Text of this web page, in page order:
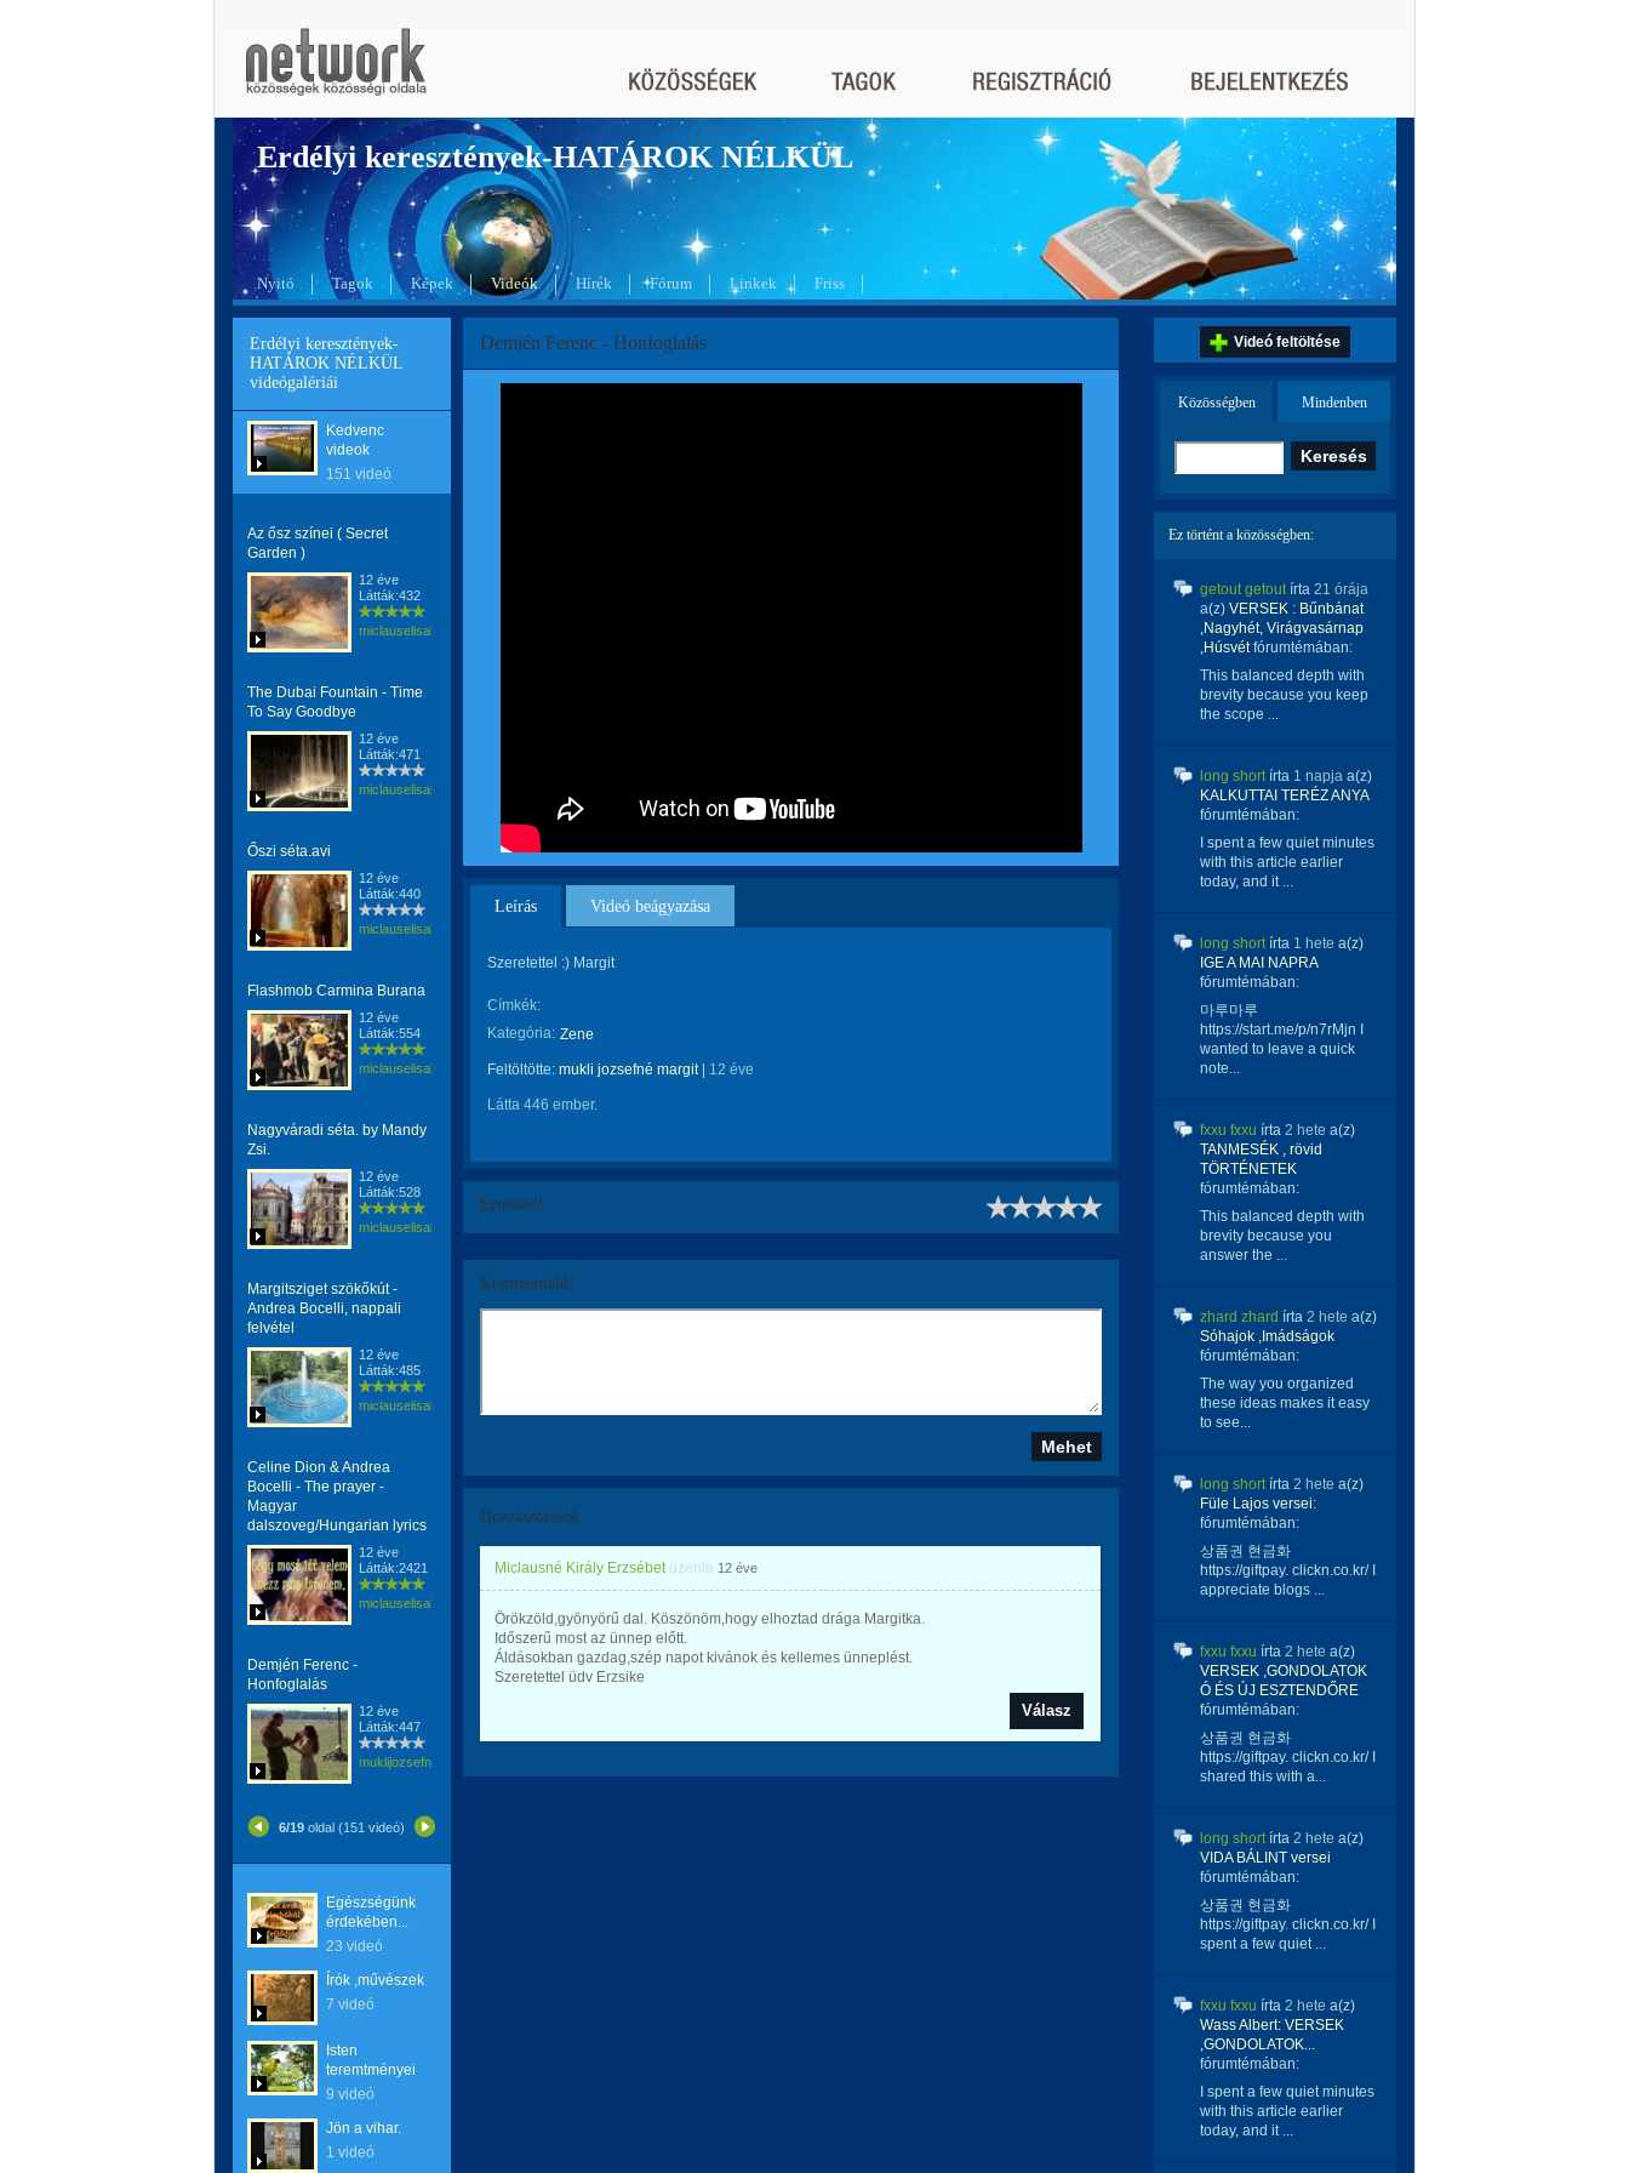
Erdélyi keresztények-HATÁROK NÉLKÜL
Nyitó Tagok Képek Videók Hírek Fórum Linkek Friss
Erdélyi keresztények-
HATÁROK NÉLKÜL
videógalériái
Kedvenc
videok
151 videó
Az ősz színei ( Secret
Garden )
12 éve
Látták:432
miclauselisabeta
The Dubai Fountain - Time
To Say Goodbye
12 éve
Látták:471
miclauselisabeta
Őszi séta.avi
12 éve
Látták:440
miclauselisabeta
Flashmob Carmina Burana
12 éve
Látták:554
miclauselisabeta
Nagyváradi séta. by Mandy
Zsi.
12 éve
Látták:528
miclauselisabeta
Margitsziget szökőkút -
Andrea Bocelli, nappali
felvétel
12 éve
Látták:485
miclauselisabeta
Celine Dion & Andrea
Bocelli - The prayer -
Magyar
dalszoveg/Hungarian lyrics
12 éve
Látták:2421
miclauselisabeta
Demjén Ferenc -
Honfoglalás
12 éve
Látták:447
muklijozsefnemargit
6/19 oldal (151 videó)
Egészségünk
érdekében...
23 videó
Írók ,művészek
7 videó
Isten
teremtményei
9 videó
Jön a vihar.
1 videó
Demjén Ferenc - Honfoglalás
Leírás Videó beágyazása
Szeretettel :) Margit
Címkék:
Kategória: Zene
Feltöltötte: mukli jozsefné margit| 12 éve
Látta 446 ember.
Értékeld!
Kommentáld!
Hozzászólások
Miclausné Király Erzsébetüzente 12 éve
Örökzöld,gyönyörű dal. Köszönöm,hogy elhoztad drága Margitka.
Időszerű most az ünnep előtt.
Áldásokban gazdag,szép napot kivánok és kellemes ünneplést.
Szeretettel üdv Erzsike
Válasz
Videó feltöltése
Közösségben Mindenben
Ez történt a közösségben:
getout getoutírta 21 órája
a(z) VERSEK : Bűnbánat
,Nagyhét, Virágvasárnap
,Húsvétfórumtémában:
This balanced depth with
brevity because you keep
the scope ...
long shortírta 1 napja a(z)
KALKUTTAI TERÉZ ANYA
fórumtémában:
I spent a few quiet minutes
with this article earlier
today, and it ...
long shortírta 1 hete a(z)
IGE A MAI NAPRA
fórumtémában:
마루마루
https://start.me/p/n7rMjn I
wanted to leave a quick
note...
fxxu fxxu írta 2 hete a(z)
TANMESÉK , rövid
TÖRTÉNETEK
fórumtémában:
This balanced depth with
brevity because you
answer the ...
zhard zhard írta 2 hete a(z)
Sóhajok ,Imádságok
fórumtémában:
The way you organized
these ideas makes it easy
to see...
long shortírta 2 hete a(z)
Füle Lajos versei:
fórumtémában:
상품권 현금화
https://giftpay. clickn.co.kr/ I
appreciate blogs ...
fxxu fxxu írta 2 hete a(z)
VERSEK ,GONDOLATOK
Ó ÉS ÚJ ESZTENDŐRE
fórumtémában:
상품권 현금화
https://giftpay. clickn.co.kr/ I
shared this with a...
long shortírta 2 hete a(z)
VIDA BÁLINT versei
fórumtémában:
상품권 현금화
https://giftpay. clickn.co.kr/ I
spent a few quiet ...
fxxu fxxu írta 2 hete a(z)
Wass Albert: VERSEK
,GONDOLATOK...
fórumtémában:
I spent a few quiet minutes
with this article earlier
today, and it ...